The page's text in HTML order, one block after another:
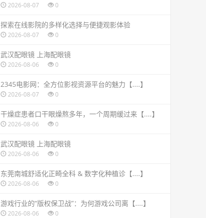
2026-08-07 0
探索在线影院的多样化选择与便捷观影体验
2026-08-07 0
武汉配眼镜 上海配眼镜
2026-08-06 0
2345电影网：全方位影视资源平台的魅力【....】
2026-08-07 0
干燥症患者口干眼燥熬多年，一个周期缓过来【....】
2026-08-06 0
武汉配眼镜 上海配眼镜
2026-08-06 0
东莞南城舒适化正畸全科 & 数字化种植诊【....】
2026-08-06 0
游戏行业的“版权保卫战”：为何游戏公司离【....】
2026-08-06 0